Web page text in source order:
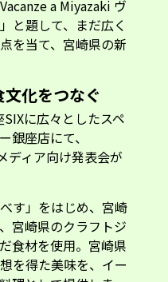
を当て、宮崎県の新
化をつなぐ
に広々としたスペ
銀座店にて、
ディア向け発表会が
す」をはじめ、宮崎
食材を使用。宮崎県
を得た美味を、イー
理として提供しま